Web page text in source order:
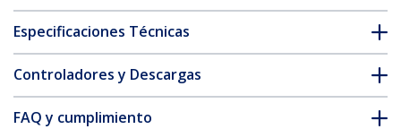
Especificaciones Técnicas
Controladores y Descargas
FAQ y cumplimiento